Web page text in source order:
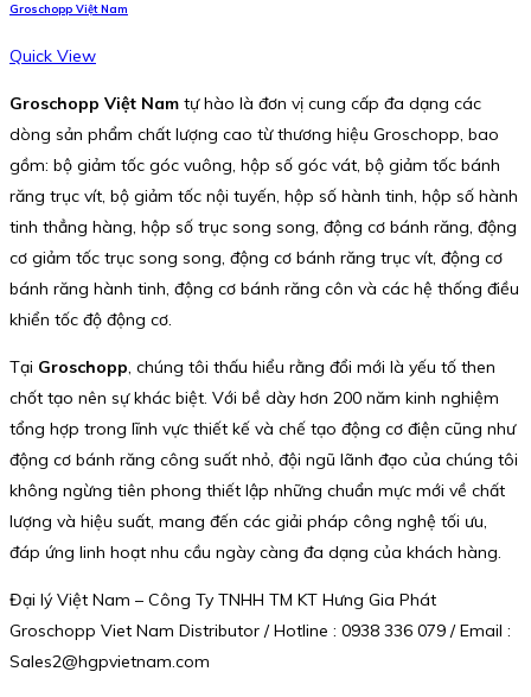
Groschopp Việt Nam
Quick View
Groschopp Việt Nam tự hào là đơn vị cung cấp đa dạng các
dòng sản phẩm chất lượng cao từ thương hiệu Groschopp, bao
gồm: bộ giảm tốc góc vuông, hộp số góc vát, bộ giảm tốc bánh
răng trục vít, bộ giảm tốc nội tuyến, hộp số hành tinh, hộp số hành
tinh thẳng hàng, hộp số trục song song, động cơ bánh răng, động
cơ giảm tốc trục song song, động cơ bánh răng trục vít, động cơ
bánh răng hành tinh, động cơ bánh răng côn và các hệ thống điều
khiển tốc độ động cơ.
Tại Groschopp, chúng tôi thấu hiểu rằng đổi mới là yếu tố then
chốt tạo nên sự khác biệt. Với bề dày hơn 200 năm kinh nghiệm
tổng hợp trong lĩnh vực thiết kế và chế tạo động cơ điện cũng như
động cơ bánh răng công suất nhỏ, đội ngũ lãnh đạo của chúng tôi
không ngừng tiên phong thiết lập những chuẩn mực mới về chất
lượng và hiệu suất, mang đến các giải pháp công nghệ tối ưu,
đáp ứng linh hoạt nhu cầu ngày càng đa dạng của khách hàng.
Đại lý Việt Nam – Công Ty TNHH TM KT Hưng Gia Phát
Groschopp Viet Nam Distributor / Hotline : 0938 336 079 / Email :
Sales2@hgpvietnam.com